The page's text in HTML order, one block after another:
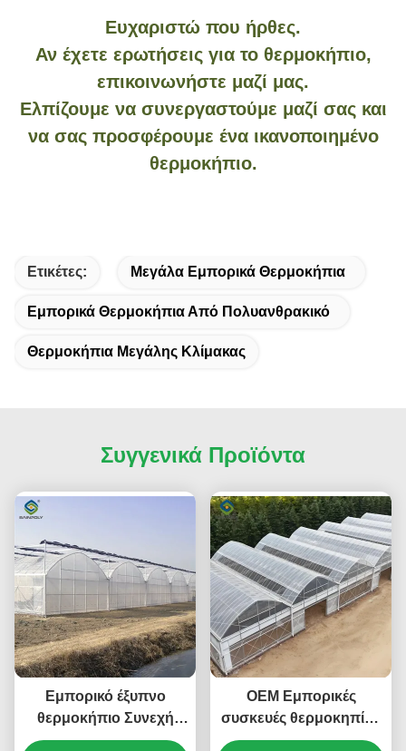
Ευχαριστώ που ήρθες.
Αν έχετε ερωτήσεις για το θερμοκήπιο,
επικοινωνήστε μαζί μας.
Ελπίζουμε να συνεργαστούμε μαζί σας και
να σας προσφέρουμε ένα ικανοποιημένο
θερμοκήπιο.
Ετικέτες: Μεγάλα Εμπορικά Θερμοκήπια
Εμπορικά Θερμοκήπια Από Πολυανθρακικό
Θερμοκήπια Μεγάλης Κλίμακας
Συγγενικά Προϊόντα
Εμπορικό έξυπνο
θερμοκήπιο Συνεχή
σκελετό
OEM Εμπορικές
συσκευές θερμοκηπίου
από πολυανθρακικό